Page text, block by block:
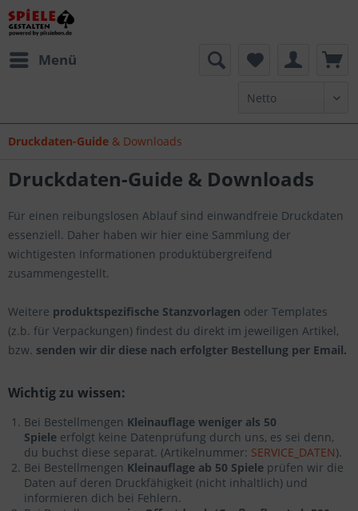
Menü
Druckdaten-Guide & Downloads
Druckdaten-Guide & Downloads
Für einen reibungslosen Ablauf sind einwandfreie Druckdaten
essenziell. Daher haben wir hier eine Sammlung der
wichtigesten Informationen produktübergreifend
zusammengestellt.
Weitere produktspezifische Stanzvorlagen oder Templates
(z.b. für Verpackungen) findest du direkt im jeweiligen Artikel,
bzw. senden wir dir diese nach erfolgter Bestellung per Email.
Wichtig zu wissen:
Bei Bestellmengen Kleinauflage weniger als 50
Spiele erfolgt keine Datenprüfung durch uns, es sei denn,
du buchst diese separat. (Artikelnummer: SERVICE_DATEN).
Bei Bestellmengen Kleinauflage ab 50 Spiele prüfen wir die
Daten auf deren Druckfähigkeit (nicht inhaltlich) und
informieren dich bei Fehlern.